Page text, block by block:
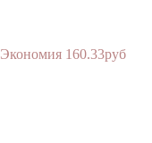
Экономия 160.33руб